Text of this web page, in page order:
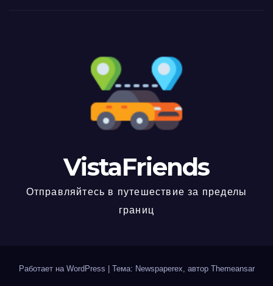
VistaFriends
Отправляйтесь в путешествие за пределы
границ
Работает на WordPress Тема: Newspaperex, автор Themeansar